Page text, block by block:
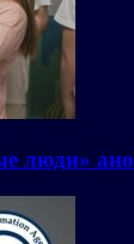
люди»